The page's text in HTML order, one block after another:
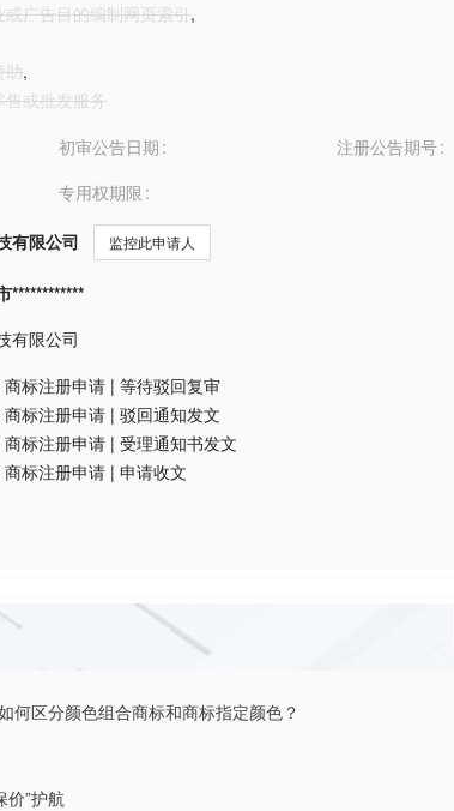
广告目的编制网页索引,
助,
或批发服务
初审公告日期
注册公告期号
专用权期限
有限公司 监控此申请人
************
有限公司
商标注册申请 | 等待驳回复审
商标注册申请 | 驳回通知发文
商标注册申请 | 受理通知书发文
商标注册申请 | 申请收文
何区分颜色组合商标和商标指定颜色？
价”护航